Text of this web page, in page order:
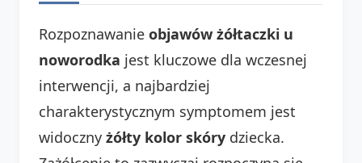
Rozpoznawanie objawów żółtaczki u
noworodka jest kluczowe dla wczesnej
interwencji, a najbardziej
charakterystycznym symptomem jest
widoczny żółty kolor skóry dziecka.